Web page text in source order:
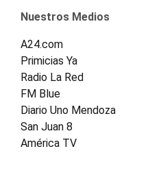
Nuestros Medios
A24.com
Primicias Ya
Radio La Red
FM Blue
Diario Uno Mendoza
San Juan 8
América TV